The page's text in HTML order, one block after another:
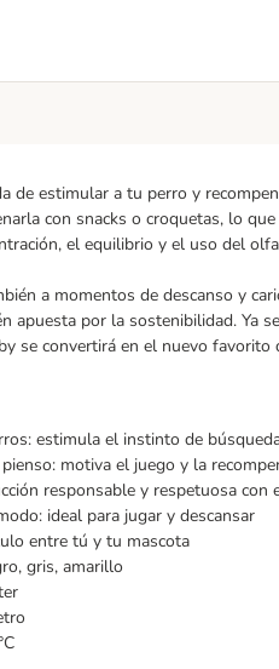
de estimular a tu perro y
con snacks o croquetas, lo
el equilibrio y el uso del
a momentos de descanso y
apuesta por la sostenibilidad. Ya
se convertirá en el nuevo favorito
estimula el instinto de
motiva el juego y la
responsable y respetuosa con
ideal para jugar y descansar
entre tú y tu mascota
gris, amarillo